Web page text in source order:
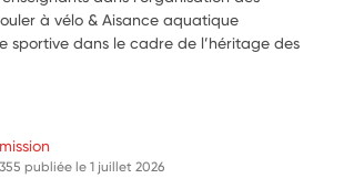
à vélo & Aisance aquatique
sportive dans le cadre de l’héritage des
publiée le1 juillet 2026